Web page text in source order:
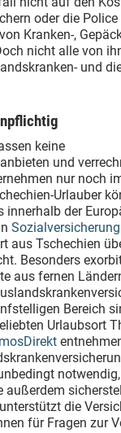
oder die
Kranken-,
nicht alle von
und
keine
und
nur noch
Urlauber
der
aus Tschechien
Besonders
aus fernen
Bereich
Urlaubsort
die
für Fragen zur